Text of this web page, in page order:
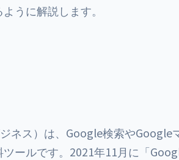
うに解説します。
ネス）は、Google検索やGoogle
ールです。2021年11月に「